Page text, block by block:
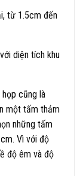
từ 1.5cm đến
diện tích khu
họp cũng là
một tấm thảm
những tấm
Vì với độ
độ êm và độ